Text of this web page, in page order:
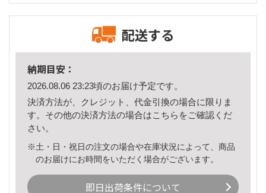
配送する
納期目安：
2026.08.06 23:23頃のお届け予定です。
決済方法が、クレジット、代金引換の場合に限りま
す。その他の決済方法の場合はこちら をご確認くだ
さい。
※土・日・祝日の注文の場合や在庫状況によって、商品
のお届けにお時間をいただく場合がございます。
即日出荷条件について